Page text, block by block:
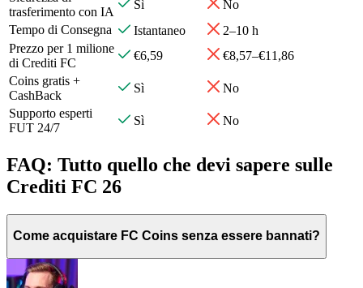
trasferimento con IA
Sì
No
Tempo di Consegna
Istantaneo
2–10 h
Prezzo per 1 milione
di Crediti FC
€6,59
€8,57–€11,86
Coins gratis +
CashBack
Sì
No
Supporto esperti
FUT 24/7
Sì No
FAQ: Tutto quello che devi sapere sulle
Crediti FC 26
Come acquistare FC Coins senza essere bannati?